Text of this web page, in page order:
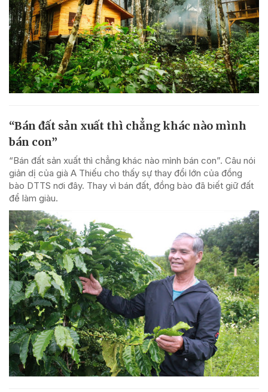
“Bán đất sản xuất thì chẳng khác nào mình
bán con”
“Bán đất sản xuất thì chẳng khác nào mình bán con”. Câu nói
giản dị của già A Thiếu cho thấy sự thay đổi lớn của đồng
bào DTTS nơi đây. Thay vì bán đất, đồng bào đã biết giữ đất
để làm giàu.